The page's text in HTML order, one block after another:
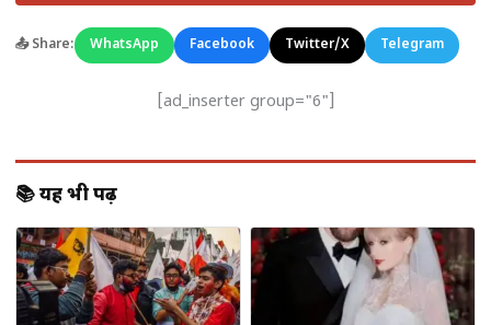
इनमें शामिल हैं:
चीन के इंफ्रास्ट्रक्चर और मैन्युफैक्चरिंग सेक्टर में इनकी भारी मांग बनी हुई है।
भारतीय रिफाइनरियों से चीन को भेजे जा रहे पेट्रोलियम उत्पादोंने निर्यात ग्रोथ
को मजबूत आधार दिया है।
📤 Share: WhatsApp Facebook Twitter/X Telegram
[ad_inserter group="6"]
📚 यह भी पढ़ें